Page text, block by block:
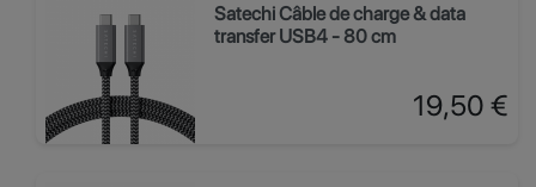
Satechi Câble de charge & data
transfer USB4 - 80 cm
Prix
19,50 €